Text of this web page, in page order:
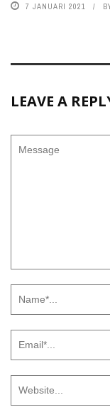
7 JANUARI 2021
LEAVE A